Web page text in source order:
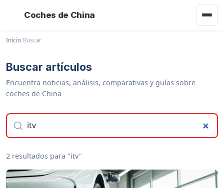
Coches de China
Inicio/Buscar
Buscar artículos
Encuentra noticias, análisis, comparativas y guías sobre
coches de China
2 resultados para "itv"